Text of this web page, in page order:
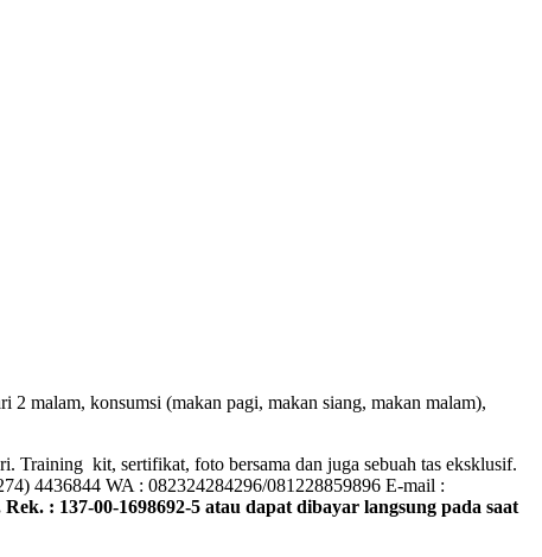
2 malam, konsumsi (makan pagi, makan siang, makan malam),
Training kit, sertifikat, foto bersama dan juga sebuah tas eksklusif.
4436844 WA : 082324284296/081228859896 E-mail :
: 137-00-1698692-5 atau dapat dibayar langsung pada saat